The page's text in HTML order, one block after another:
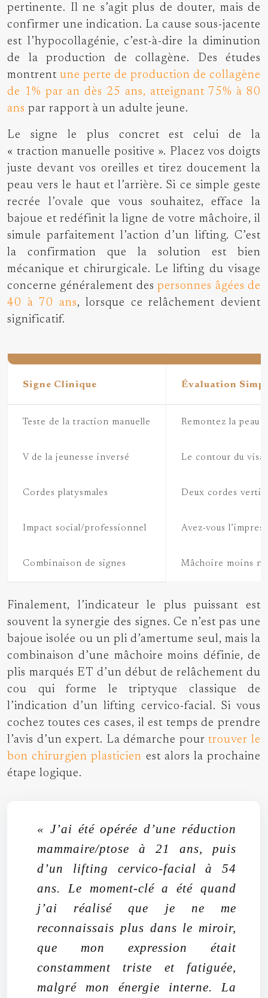
pertinente. Il ne s’agit plus de douter, mais de
confirmer une indication. La cause sous-jacente
est l’hypocollagénie, c’est-à-dire la diminution
de la production de collagène. Des études
montrent une perte de production de collagène
de 1% par an dès 25 ans, atteignant 75% à 80
ans par rapport à un adulte jeune.
Le signe le plus concret est celui de la
« traction manuelle positive ». Placez vos doigts
juste devant vos oreilles et tirez doucement la
peau vers le haut et l’arrière. Si ce simple geste
recrée l’ovale que vous souhaitez, efface la
bajoue et redéfinit la ligne de votre mâchoire, il
simule parfaitement l’action d’un lifting. C’est
la confirmation que la solution est bien
mécanique et chirurgicale. Le lifting du visage
concerne généralement despersonnes âgées de
40 à 70 ans, lorsque ce relâchement devient
significatif.
Signe Clinique Évaluation
Teste de la traction manuelle Remontez la peau
V de la jeunesse inversé Le contour du
Cordes platysmales Deux cordes
Impact social/professionnel Avez-vous
Combinaison de signes Mâchoire moins
Finalement, l’indicateur le plus puissant est
souvent la synergie des signes. Ce n’est pas une
bajoue isolée ou un pli d’amertume seul, mais la
combinaison d’une mâchoire moins définie, de
plis marqués ET d’un début de relâchement du
cou qui forme le triptyque classique de
l’indication d’un lifting cervico-facial. Si vous
cochez toutes ces cases, il est temps de prendre
l’avis d’un expert. La démarche pour trouver le
bon chirurgien plasticien est alors la prochaine
étape logique.
« J’ai été opérée d’une réduction
mammaire/ptose à 21 ans, puis
d’un lifting cervico-facial à 54
ans. Le moment-clé a été quand
j’ai réalisé que je ne me
reconnaissais plus dans le miroir,
que mon expression était
constamment triste et fatiguée,
malgré mon énergie interne. La